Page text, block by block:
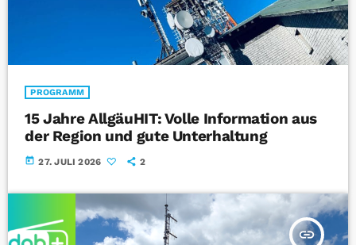
PROGRAMM
15 Jahre AllgäuHIT: Volle Information aus
der Region und gute Unterhaltung
today 27. JULI 2026 2
insert_link